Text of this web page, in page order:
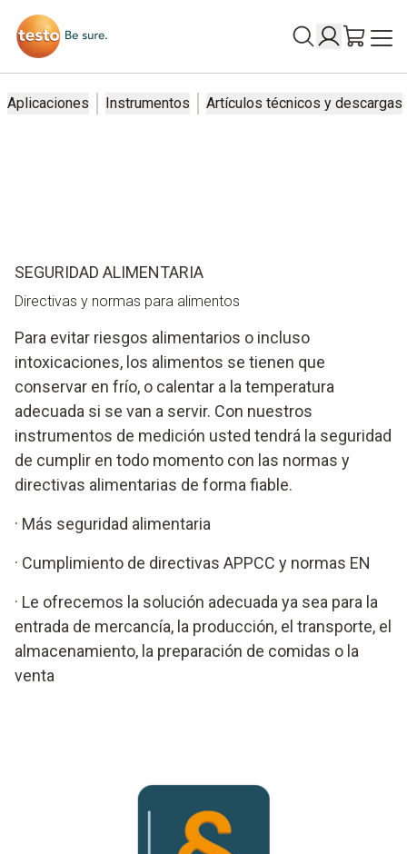
Aplicaciones Instrumentos Artículos técnicos y descargas
SEGURIDAD ALIMENTARIA
Directivas y normas para alimentos
Para evitar riesgos alimentarios o incluso
intoxicaciones, los alimentos se tienen que
conservar en frío, o calentar a la temperatura
adecuada si se van a servir. Con nuestros
instrumentos de medición usted tendrá la seguridad
de cumplir en todo momento con las normas y
directivas alimentarias de forma fiable.
· Más seguridad alimentaria
· Cumplimiento de directivas APPCC y normas EN
· Le ofrecemos la solución adecuada ya sea para la
entrada de mercancía, la producción, el transporte, el
almacenamiento, la preparación de comidas o la
venta